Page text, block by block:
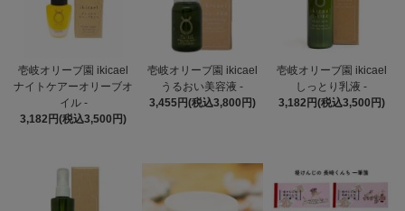
壱岐オリーブ園 ikicael
ナイトケアーオリーブオ
イル -
3,182円(税込3,500円)
壱岐オリーブ園 ikicael
うるおい美容液 -
3,455円(税込3,800円)
壱岐オリーブ園 ikicael
しっとり乳液 -
3,182円(税込3,500円)